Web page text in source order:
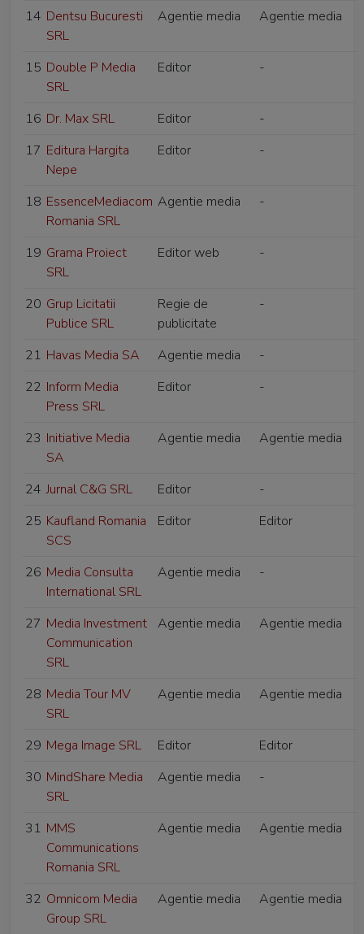
14 Dentsu Bucuresti
SRL
Agentie media Agentie media
15 Double P Media
SRL
Editor -
16 Dr. Max SRL Editor
-
17 Editura Hargita
Nepe
Editor -
18 EssenceMediacom
Romania SRL
Agentie media -
19 Grama Proiect
SRL
Editor web -
20 Grup Licitatii
Publice SRL
Regie de
publicitate
-
21 Havas Media SA Agentie media
-
22 Inform Media
Press SRL
Editor -
23 Initiative Media
SA
Agentie media Agentie media
24 Jurnal C&G SRL Editor
-
25 Kaufland Romania
SCS
Editor Editor
26 Media Consulta
International SRL
Agentie media -
27 Media Investment
Communication
SRL
Agentie media Agentie media
28 Media Tour MV
SRL
Agentie media Agentie media
29 Mega Image SRL Editor
Editor
30 MindShare Media
SRL
Agentie media -
31 MMS
Communications
Romania SRL
Agentie media Agentie media
32 Omnicom Media
Group SRL
Agentie media Agentie media